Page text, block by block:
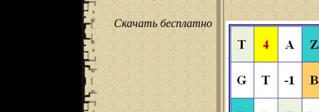
Скачать бесплатно